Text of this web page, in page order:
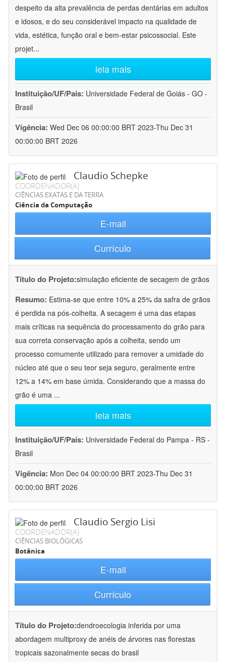
despeito da alta prevalência de perdas dentárias em adultos
e idosos, e do seu considerável impacto na qualidade de
vida, estética, função oral e bem-estar psicossocial. Este
projet...
leia mais
Instituição/UF/País: Universidade Federal de Goiás - GO -
Brasil
Vigência: Wed Dec 06 00:00:00 BRT 2023-Thu Dec 31
00:00:00 BRT 2026
Claudio Schepke
COORDENADOR(A)
CIÊNCIAS EXATAS E DA TERRA
Ciência da Computação
E-mail
Currículo
Título do Projeto:simulação eficiente de secagem de grãos
Resumo: Estima-se que entre 10% a 25% da safra de grãos
é perdida na pós-colheita. A secagem é uma das etapas
mais críticas na sequência do processamento do grão para
sua correta conservação após a colheita, sendo um
processo comumente utilizado para remover a umidade do
núcleo até que o seu teor seja seguro, geralmente entre
12% a 14% em base úmida. Considerando que a massa do
grão é uma ...
leia mais
Instituição/UF/País: Universidade Federal do Pampa - RS -
Brasil
Vigência: Mon Dec 04 00:00:00 BRT 2023-Thu Dec 31
00:00:00 BRT 2026
Claudio Sergio Lisi
COORDENADOR(A)
CIÊNCIAS BIOLÓGICAS
Botânica
E-mail
Currículo
Título do Projeto:dendroecologia inferida por uma
abordagem multiproxy de anéis de árvores nas florestas
tropicais sazonalmente secas do brasil